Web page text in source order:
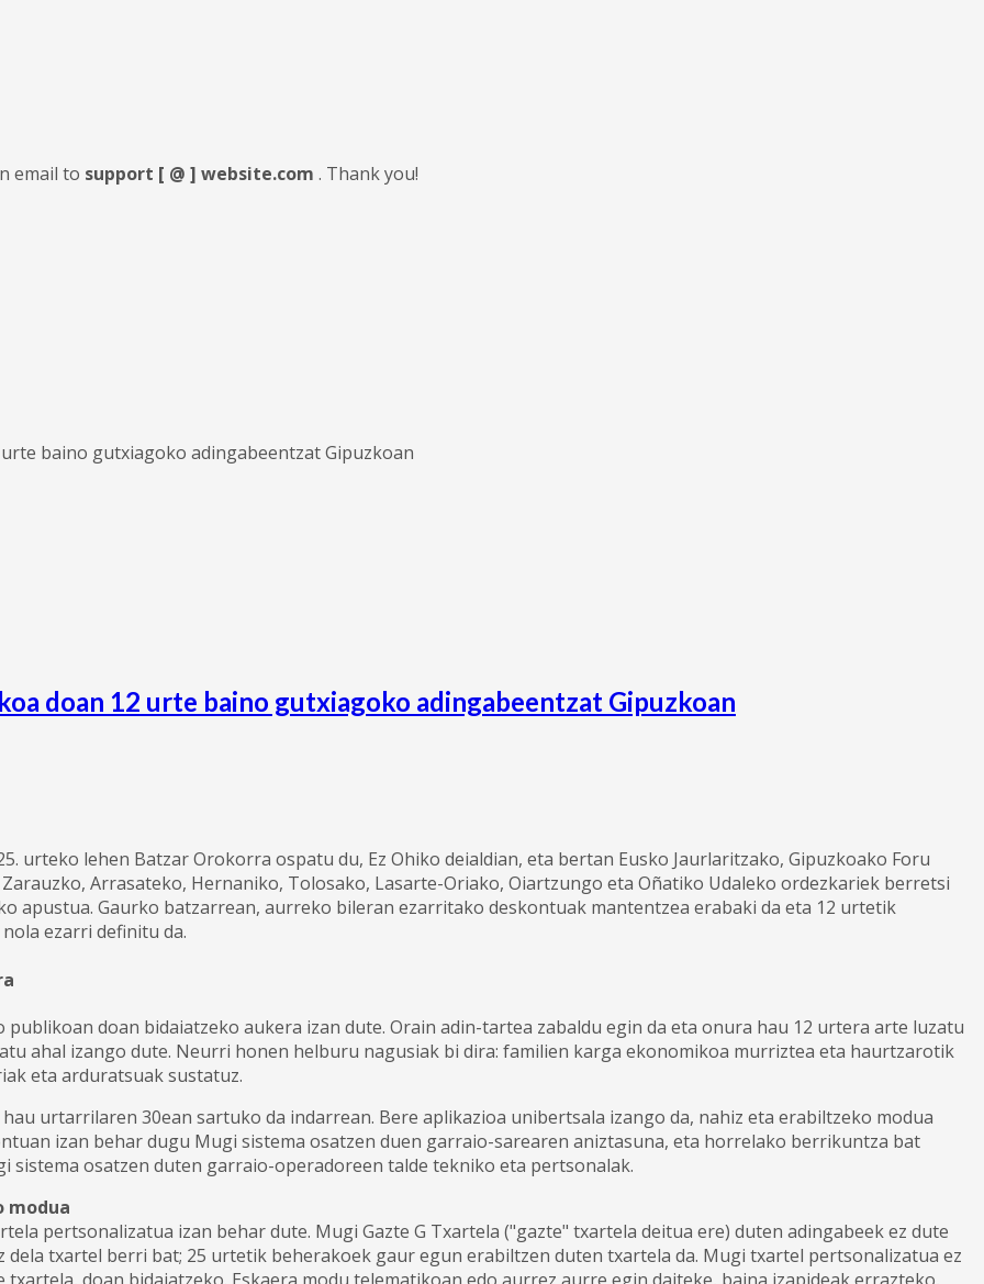
email to support [ @ ] website.com . Thank you!
baino gutxiagoko adingabeentzat Gipuzkoan
doan 12 urte baino gutxiagoko adingabeentzat Gipuzkoan
urteko lehen Batzar Orokorra ospatu du, Ez Ohiko deialdian, eta bertan Eusko Jaurlaritzako, Gipuzkoako Foru
Arrasateko, Hernaniko, Tolosako, Lasarte-Oriako, Oiartzungo eta Oñatiko Udaleko ordezkariek berretsi
apustua. Gaurko batzarrean, aurreko bileran ezarritako deskontuak mantentzea erabaki da eta 12 urtetik
ezarri definitu da.
doan bidaiatzeko aukera izan dute. Orain adin-tartea zabaldu egin da eta onura hau 12 urtera arte luzatu
ahal izango dute. Neurri honen helburu nagusiak bi dira: familien karga ekonomikoa murriztea eta haurtzarotik
eta arduratsuak sustatuz.
urtarrilaren 30ean sartuko da indarrean. Bere aplikazioa unibertsala izango da, nahiz eta erabiltzeko modua
izan behar dugu Mugi sistema osatzen duen garraio-sarearen aniztasuna, eta horrelako berrikuntza bat
sistema osatzen duten garraio-operadoreen talde tekniko eta pertsonalak.
modua
pertsonalizatua izan behar dute. Mugi Gazte G Txartela ("gazte" txartela deitua ere) duten adingabeek ez dute
txartel berri bat; 25 urtetik beherakoek gaur egun erabiltzen duten txartela da. Mugi txartel pertsonalizatua ez